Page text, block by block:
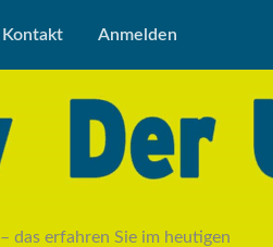
Kontakt Anmelden
das erfahren Sie im heutigen